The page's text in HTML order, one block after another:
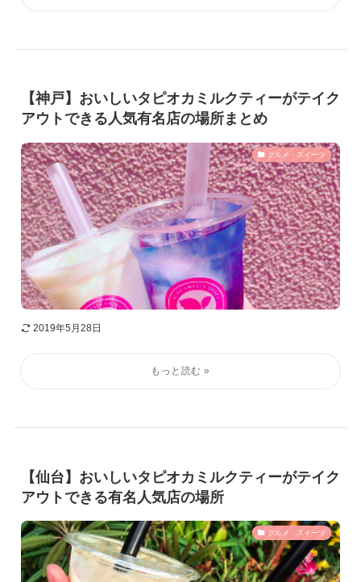
【神戸】おいしいタピオカミルクティーがテイク
アウトできる人気有名店の場所まとめ
グルメ・スイーツ
2019年5月28日
【仙台】おいしいタピオカミルクティーがテイク
アウトできる有名人気店の場所
グルメ・スイーツ